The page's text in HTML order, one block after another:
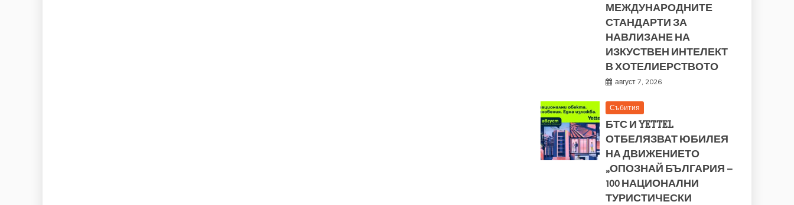
МЕЖДУНАРОДНИТЕ
СТАНДАРТИ ЗА
НАВЛИЗАНЕ НА
ИЗКУСТВЕН ИНТЕЛЕКТ
В ХОТЕЛИЕРСТВОТО
август 7, 2026
Събития
БТС И YETTEL
ОТБЕЛЯЗВАТ ЮБИЛЕЯ
НА ДВИЖЕНИЕТО
„ОПОЗНАЙ БЪЛГАРИЯ –
100 НАЦИОНАЛНИ
ТУРИСТИЧЕСКИ